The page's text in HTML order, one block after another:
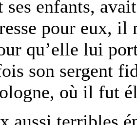
ses enfants,
pour eux,
qu’elle lui
son sergent
où il fut